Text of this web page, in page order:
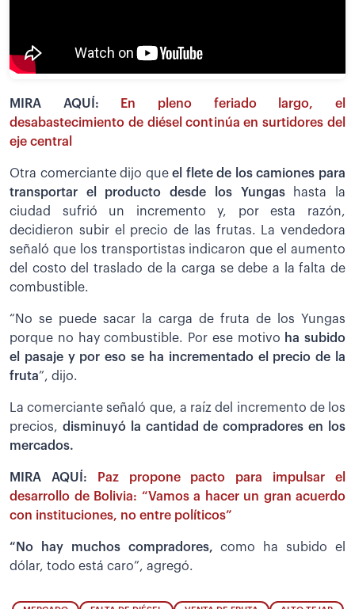
MIRA AQUÍ:
En pleno feriado largo, el
desabastecimiento de diésel continúa en surtidores del
eje central
Otra comerciante dijo queel flete de los camiones para
transportar el producto desde los Yungas
hasta la
ciudad sufrió un incremento y, por esta razón,
decidieron subir el precio de las frutas. La vendedora
señaló que los transportistas indicaron que el aumento
del costo del traslado de la carga se debe a la falta de
combustible.
“No se puede sacar la carga de fruta de los Yungas
porque no hay combustible. Por ese motivo ha subido
el pasaje y por eso se ha incrementado el precio de la
fruta”, dijo.
La comerciante señaló que, a raíz del incremento de los
precios, disminuyó la cantidad de compradores en los
mercados.
MIRA AQUÍ:
Paz propone pacto para impulsar el
desarrollo de Bolivia: “Vamos a hacer un gran acuerdo
con instituciones, no entre políticos”
“No hay muchos compradores,como ha subido el
dólar, todo está caro”, agregó.